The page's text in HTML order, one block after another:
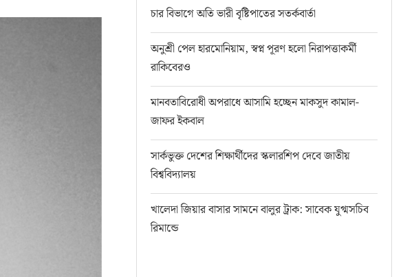
চার বিভাগে অতি ভারী বৃষ্টিপাতের সতর্কবার্তা
অনুশ্রী পেল হারমোনিয়াম, স্বপ্ন পূরণ হলো নিরাপত্তাকর্মী
রাকিবেরও
মানবতাবিরোধী অপরাধে আসামি হচ্ছেন মাকসুদ কামাল-
জাফর ইকবাল
সার্কভুক্ত দেশের শিক্ষার্থীদের স্কলারশিপ দেবে জাতীয়
বিশ্ববিদ্যালয়
খালেদা জিয়ার বাসার সামনে বালুর ট্রাক: সাবেক যুগ্মসচিব
রিমান্ডে